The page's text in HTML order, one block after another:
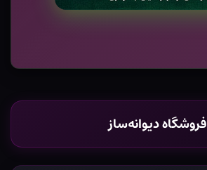
فروشگاه دیوانه‌ساز